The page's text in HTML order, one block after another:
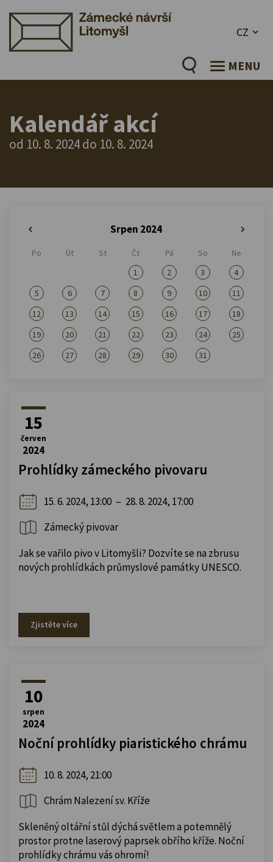
CZ
MENU
Kalendář akcí
od 10. 8. 2024 do 10. 8. 2024
Srpen 2024
Po Út St Čt Pá So
Ne
1
2 3
4
5
6 7 8 9 10
11
12
13 14 15 16 17
18
19
20 21 22 23 24
25
26
27 28 29 30 31
15
červen
2024
Prohlídky zámeckého pivovaru
15. 6. 2024, 13:00 – 28. 8. 2024, 17:00
Zámecký pivovar
Jak se vařilo pivo v Litomyšli? Dozvíte se na zbrusu
nových prohlídkách průmyslové památky UNESCO.
Zjistěte více
10
srpen
2024
Noční prohlídky piaristického chrámu
10. 8. 2024, 21:00
Chrám Nalezení sv. Kříže
Skleněný oltářní stůl dýchá světlem a potemnělý
prostor protne laserový paprsek obřího kříže. Noční
prohlídky chrámu vás ohromí!